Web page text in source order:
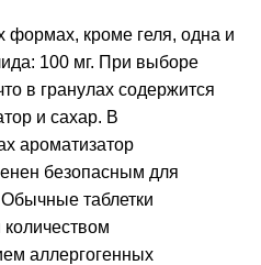
формах, кроме геля, одна и
100 мг. При выборе
в гранулах содержится
и сахар. В
ароматизатор
безопасным для
таблетки
аллергогенных